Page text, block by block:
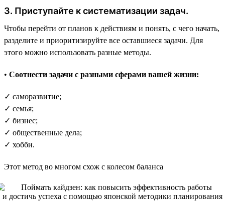
3. Приступайте к систематизации задач.
Чтобы перейти от планов к действиям и понять, с чего начать,
разделите и приоритизируйте все оставшиеся задачи. Для
этого можно использовать разные методы.
• Соотнести задачи с разными сферами вашей жизни:
✓ саморазвитие;
✓ семья;
✓ бизнес;
✓ общественные дела;
✓ хобби.
Этот метод во многом схож с колесом баланса